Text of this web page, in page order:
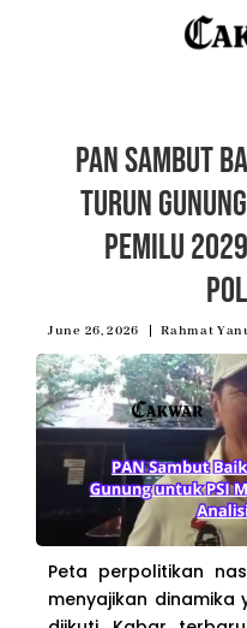
PAN Sambut
Turun
Pemilu
June 26, 2026 Rahmat
Peta perpolitikan
menyajikan